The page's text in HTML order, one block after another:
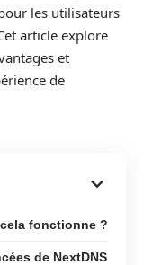
les utilisateurs
article explore
et
de
fonctionne ?
de NextDNS